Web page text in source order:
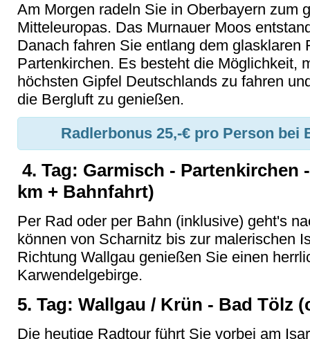
Am Morgen radeln Sie in Oberbayern zum
Mitteleuropas. Das Murnauer Moos
Danach fahren Sie entlang dem glasklaren
Partenkirchen. Es besteht die Möglichkeit,
höchsten Gipfel Deutschlands zu fahren
die Bergluft zu genießen.
Radlerbonus 25,-€ pro Person bei
4. Tag: Garmisch - Partenkirchen
km + Bahnfahrt)
Per Rad oder per Bahn (inklusive) geht's
können von Scharnitz bis zur malerischen
Richtung Wallgau genießen Sie einen
Karwendelgebirge.
5. Tag: Wallgau / Krün - Bad Tölz
Die heutige Radtour führt Sie vorbei am